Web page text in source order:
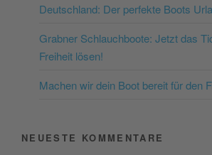
powered by
Consent Management
Deutschland: Der perfekte Boots
Grabner Schlauchboote: Jetzt das
Freiheit lösen!
Machen wir dein Boot bereit für den
NEUESTE KOMMENTARE